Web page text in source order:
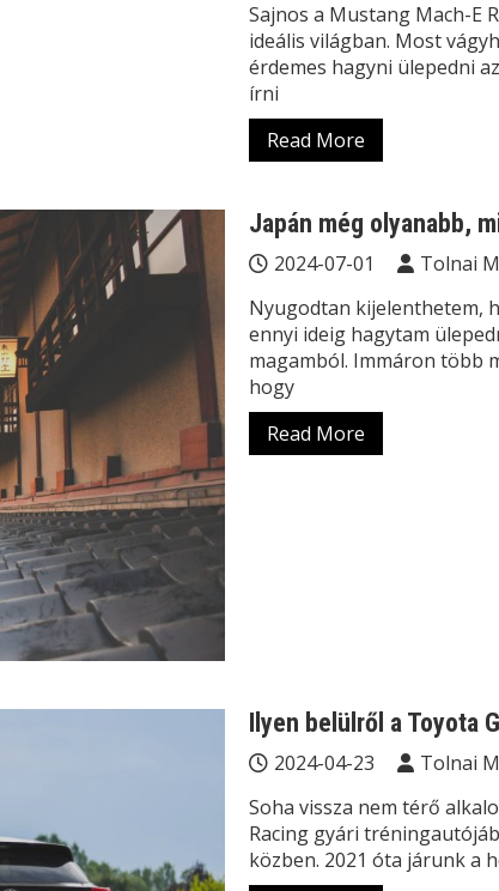
Sajnos a Mustang Mach-E
ideális világban. Most
érdemes hagyni ülepedni
írni
Read More
Japán még olyanabb,
2024-07-01 Tolnai
Nyugodtan kijelenthetem,
ennyi ideig hagytam
magamból. Immáron több
hogy
Read More
Ilyen belülről a Toyota
2024-04-23 Tolnai
Soha vissza nem térő
Racing gyári
közben. 2021 óta járunk a